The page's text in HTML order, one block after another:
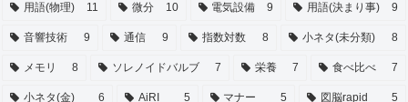
用語(物理) 11 微分 10 電気設備 9 用語(決まり事) 9
音響技術 9 通信 9 指数対数 8 小ネタ(未分類) 8
メモリ 8 ソレノイドバルブ 7 栄養 7 食べ比べ 7
小ネタ(金) 6 AiRI 5 マナー 5 図脳rapid 5